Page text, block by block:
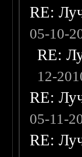
RE:
05-10-
RE:
12-
RE:
05-11-
RE: